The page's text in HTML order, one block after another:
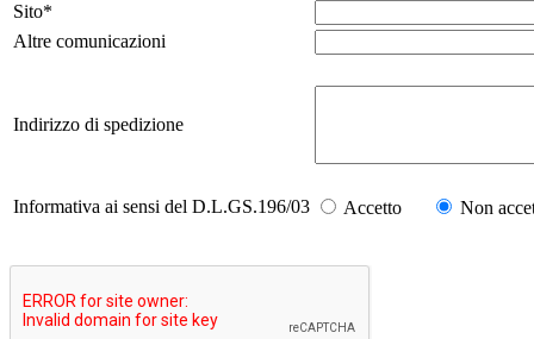
Sito*
Altre comunicazioni
Indirizzo di spedizione
Informativa ai sensi del D.L.GS.196/03 Accetto Non